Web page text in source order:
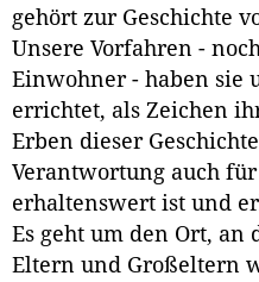
gehört zur Geschichte
Unsere Vorfahren -
Einwohner - haben sie
errichtet, als Zeichen
Erben dieser
Verantwortung auch
erhaltenswert ist und
Es geht um den Ort, an
Eltern und Großeltern